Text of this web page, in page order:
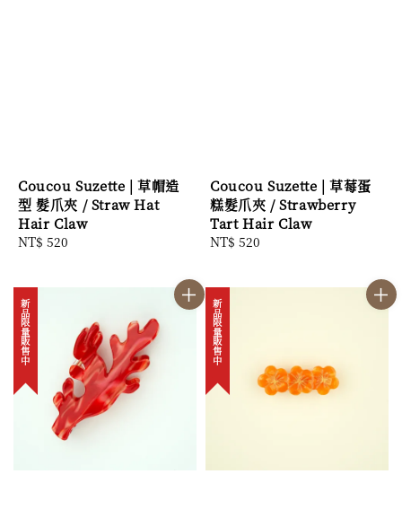
Coucou Suzette | 草帽造
型 髮爪夾 / Straw Hat
Hair Claw
Regular
NT$ 520
Coucou Suzette | 草莓蛋
糕髮爪夾 / Strawberry
Tart Hair Claw
Regular
NT$ 520
新品限量販售中 新品限量販售中